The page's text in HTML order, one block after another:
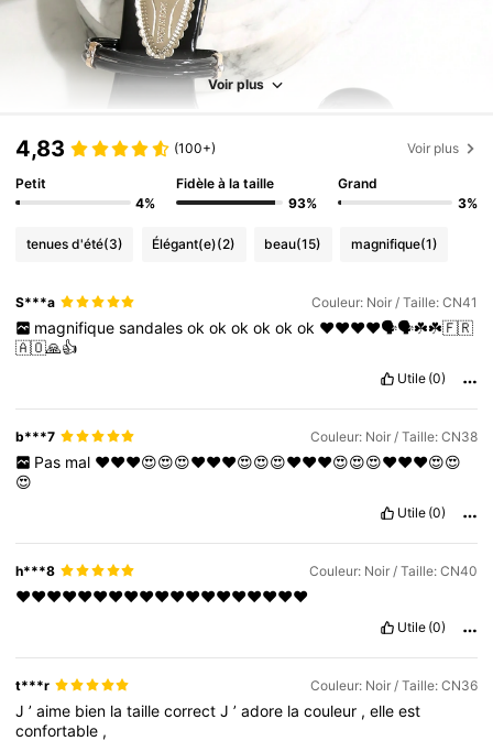
Voir plus
4,83 (100+) Voir plus
Petit
4%
Fidèle à la taille
93%
Grand
3%
tenues d'été(3) Élégant(e)(2) beau(15) magnifique(1)
S***a Couleur: Noir / Taille: CN41
magnifique sandales ok ok ok ok ok ok ❤❤❤❤🗣🗣☘☘🇫🇷
🇦🇴🙏👍
Utile (0)
b***7 Couleur: Noir / Taille: CN38
Pas mal ❤️❤️❤️😍😍😍❤️❤️❤️😍😍😍❤️❤️❤️😍😍😍❤️❤️❤️😍😍
😍
Utile (0)
h***8 Couleur: Noir / Taille: CN40
❤️❤️❤️❤️❤️❤️❤️❤️❤️❤️❤️❤️❤️❤️❤️❤️❤️❤️❤️
Utile (0)
t***r Couleur: Noir / Taille: CN36
J’aime bien lataillecorrectJ’adore lacouleur ,elleest
confortable ,